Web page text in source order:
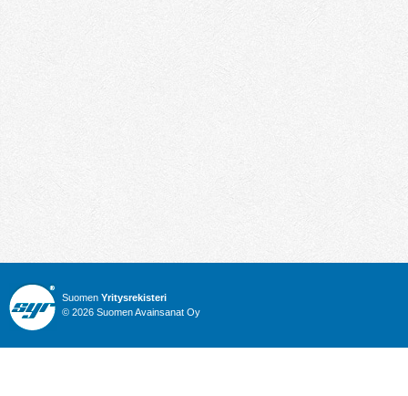
Suomen Yritysrekisteri
© 2026 Suomen Avainsanat Oy